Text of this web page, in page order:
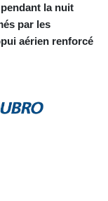
la nuit
par les
aérien renforcé